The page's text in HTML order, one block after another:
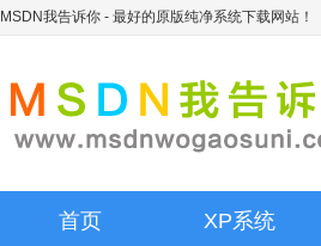
MSDN我告诉你 - 最好的原版纯净系统下载网站！
首页 XP系统